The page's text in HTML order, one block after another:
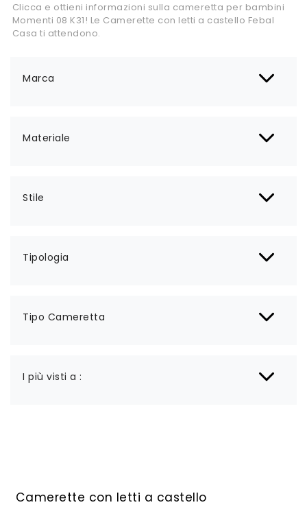
Marca
Materiale
Stile
Tipologia
Tipo Cameretta
I più visti a :
Clicca e ottieni informazioni sulla cameretta per bambini
Momenti 08 K31! Le Camerette con letti a castello Febal
Casa ti attendono.
Camerette con letti a castello